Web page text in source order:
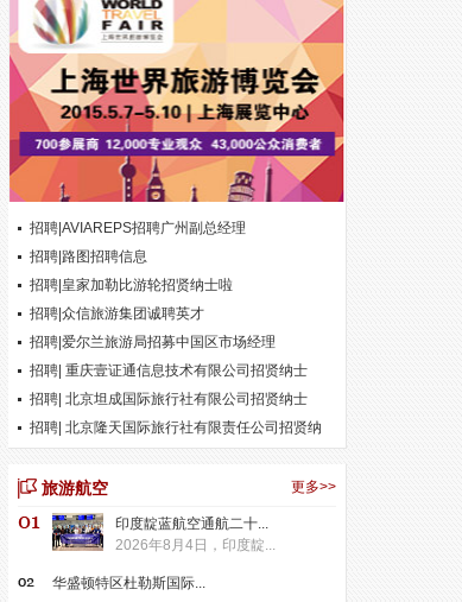
招聘|AVIAREPS招聘广州副总经理
招聘|路图招聘信息
招聘|皇家加勒比游轮招贤纳士啦
招聘|众信旅游集团诚聘英才
招聘|爱尔兰旅游局招募中国区市场经理
招聘| 重庆壹证通信息技术有限公司招贤纳士
招聘| 北京坦成国际旅行社有限公司招贤纳士
招聘| 北京隆天国际旅行社有限责任公司招贤纳
更多>>
旅游航空
印度靛蓝航空通航二十...
2026年8月4日，印度靛...
华盛顿特区杜勒斯国际...